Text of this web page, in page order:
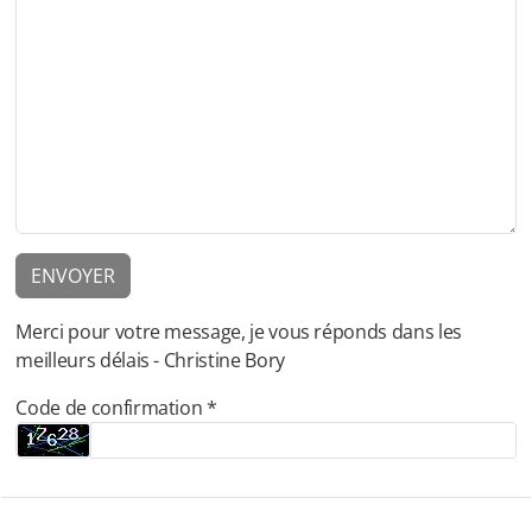
ENVOYER
Merci pour votre message, je vous réponds dans les
meilleurs délais - Christine Bory
Code de confirmation *